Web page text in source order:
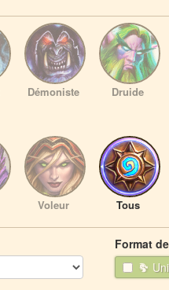
Démoniste Druide
Voleur Tous
Format